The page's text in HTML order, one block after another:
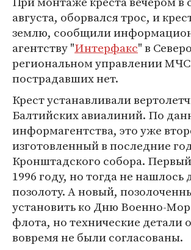
августа, оборвался трос, и
землю, сообщили
агентству "Интерфакс" в
региональном управлении
пострадавших нет.
Крест устанавливали
Балтийских авиалиний. По
информагентства, это уже
изготовленный в последние
Кронштадского собора.
1996 году, но тогда не нашлось
позолоту. А новый,
установить ко Дню Военно-
флота, но технические детали
вовремя не были согласованы.